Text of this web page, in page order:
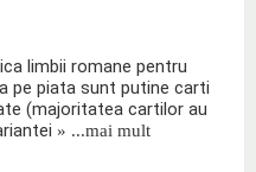
limbii romane pentru
pe piata sunt putine carti
(majoritatea cartilor au
» ...mai mult